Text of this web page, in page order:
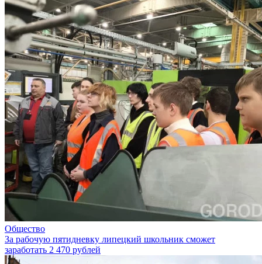
Общество
За рабочую пятидневку липецкий школьник сможет
заработать 2 470 рублей